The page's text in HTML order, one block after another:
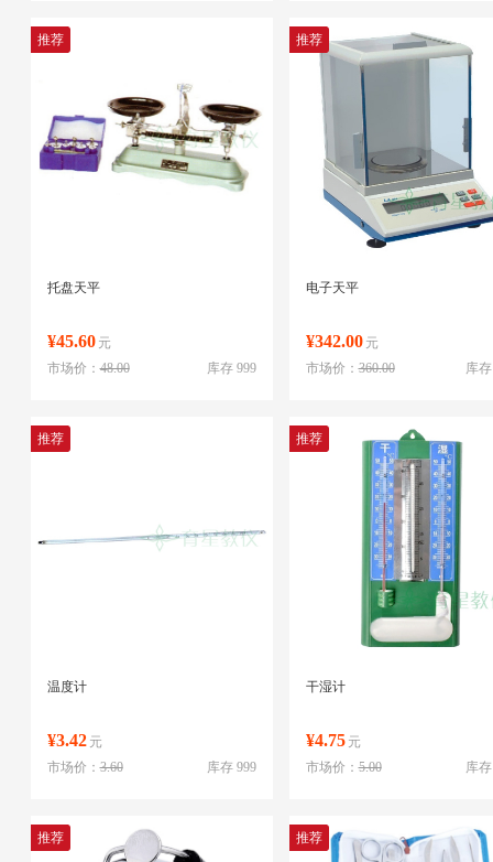
推荐
托盘天平
¥45.60 元
库存 999
市场价：48.00
推荐
电子天平
¥342.00 元
库
市场价：360.00
推荐
温度计
¥3.42 元
库存 999
市场价：3.60
推荐
干湿计
¥4.75 元
库
市场价：5.00
推荐 推荐